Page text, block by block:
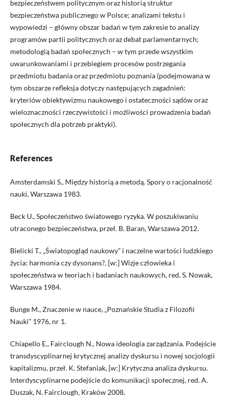
bezpieczeństwem politycznym oraz historią struktur
bezpieczeństwa publicznego w Polsce; analizami tekstu i
wypowiedzi – główny obszar badań w tym zakresie to analizy
programów partii politycznych oraz debat parlamentarnych;
metodologią badań społecznych – w tym przede wszystkim
uwarunkowaniami i przebiegiem procesów postrzegania
przedmiotu badania oraz przedmiotu poznania (podejmowana w
tym obszarze refleksja dotyczy następujących zagadnień:
kryteriów obiektywizmu naukowego i ostateczności sądów oraz
wieloznaczności rzeczywistości i możliwości prowadzenia badań
społecznych dla potrzeb praktyki).
References
Amsterdamski S., Między historią a metodą. Spory o racjonalność
nauki, Warszawa 1983.
Beck U., Społeczeństwo światowego ryzyka. W poszukiwaniu
utraconego bezpieczeństwa, przeł. B. Baran, Warszawa 2012.
Bielicki T., „Światopogląd naukowy” i naczelne wartości ludzkiego
życia: harmonia czy dysonans?, [w:] Wizje człowieka i
społeczeństwa w teoriach i badaniach naukowych, red. S. Nowak,
Warszawa 1984.
Bunge M., Znaczenie w nauce, „Poznańskie Studia z Filozofii
Nauki” 1976, nr 1.
Chiapello E., Fairclough N., Nowa ideologia zarządzania. Podejście
transdyscyplinarnej krytycznej analizy dyskursu i nowej socjologii
kapitalizmu, przeł. K. Stefaniak, [w:] Krytyczna analiza dyskursu.
Interdyscyplinarne podejście do komunikacji społecznej, red. A.
Duszak, N. Fairclough, Kraków 2008.